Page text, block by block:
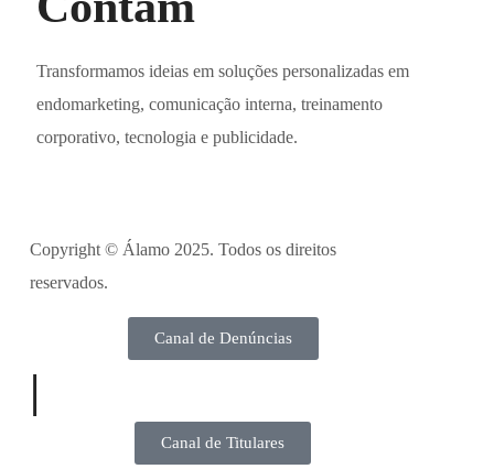
Transformamos ideias em soluções personalizadas em
endomarketing, comunicação interna, treinamento
corporativo, tecnologia e publicidade.
Copyright © Álamo 2025. Todos os direitos
reservados.
Canal de Denúncias
|
Canal de Titulares